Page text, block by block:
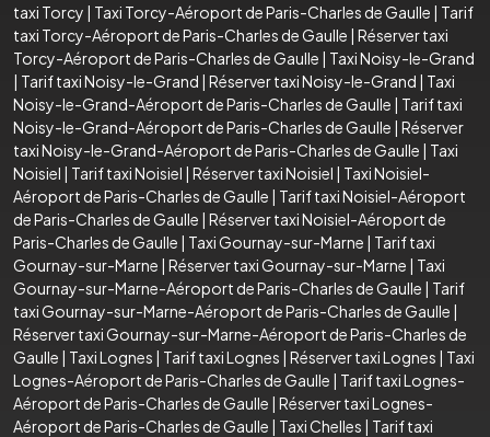
taxi Torcy | Taxi Torcy-Aéroport de Paris-Charles de Gaulle | Tarif
taxi Torcy-Aéroport de Paris-Charles de Gaulle | Réserver taxi
Torcy-Aéroport de Paris-Charles de Gaulle | Taxi Noisy-le-Grand
| Tarif taxi Noisy-le-Grand | Réserver taxi Noisy-le-Grand | Taxi
Noisy-le-Grand-Aéroport de Paris-Charles de Gaulle | Tarif taxi
Noisy-le-Grand-Aéroport de Paris-Charles de Gaulle | Réserver
taxi Noisy-le-Grand-Aéroport de Paris-Charles de Gaulle | Taxi
Noisiel | Tarif taxi Noisiel | Réserver taxi Noisiel | Taxi Noisiel-
Aéroport de Paris-Charles de Gaulle | Tarif taxi Noisiel-Aéroport
de Paris-Charles de Gaulle | Réserver taxi Noisiel-Aéroport de
Paris-Charles de Gaulle | Taxi Gournay-sur-Marne | Tarif taxi
Gournay-sur-Marne | Réserver taxi Gournay-sur-Marne | Taxi
Gournay-sur-Marne-Aéroport de Paris-Charles de Gaulle | Tarif
taxi Gournay-sur-Marne-Aéroport de Paris-Charles de Gaulle |
Réserver taxi Gournay-sur-Marne-Aéroport de Paris-Charles de
Gaulle | Taxi Lognes | Tarif taxi Lognes | Réserver taxi Lognes | Taxi
Lognes-Aéroport de Paris-Charles de Gaulle | Tarif taxi Lognes-
Aéroport de Paris-Charles de Gaulle | Réserver taxi Lognes-
Aéroport de Paris-Charles de Gaulle | Taxi Chelles | Tarif taxi